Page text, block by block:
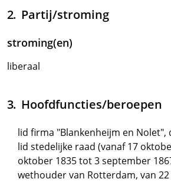
Partij/stroming
stroming(en)
liberaal
Hoofdfuncties/beroepen
lid firma "Blankenheijm en
lid stedelijke raad (vanaf 17
oktober 1835 tot 3 september
wethouder van Rotterdam, van